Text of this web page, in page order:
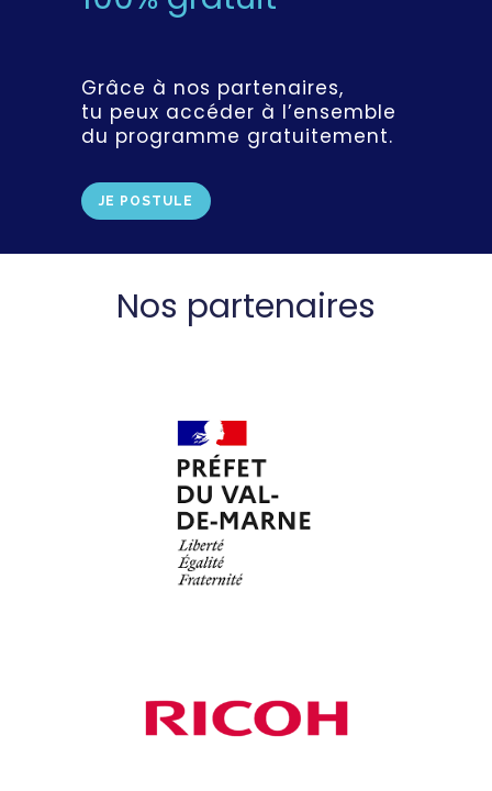
Grâce à nos partenaires,
tu peux accéder à l’ensemble
du programme gratuitement.
JE POSTULE
Nos partenaires